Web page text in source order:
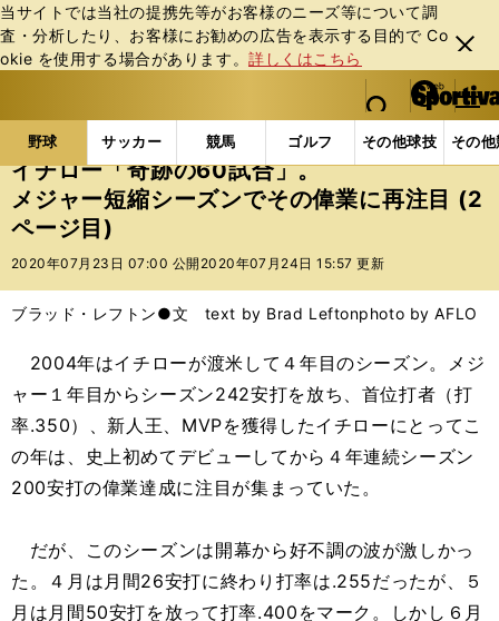
当サイトでは当社の提携先等がお客様のニーズ等について調
査・分析したり、お客様にお勧めの広告を表⽰する⽬的で Co
okie を使⽤する場合があります。詳しくはこちら
閉じ
る
web Sportiva (webスポルティーバ)
検索
マイペ
ー
ジ
メニュ
野球 サッカー 競馬 ゴルフ その他球技 その
b
ス
ポ
ル
テ
ー
バ
野球の記事一覧 MLB MLB イチロー「奇跡の60
イチロー「奇跡の60試合」。
メジャー短縮シーズンでその偉業に再注目 (2
ページ目)
2020年07月23日 07:00 公開 2020年07月24日 15:57 更新
ブラッド・レフトン●文 text by Brad Leftonphoto by AFLO
2004年はイチローが渡米して４年目のシーズン。メジ
ャー１年目からシーズン242安打を放ち、首位打者（打
率.350）、新人王、MVPを獲得したイチローにとってこ
の年は、史上初めてデビューしてから４年連続シーズン
200安打の偉業達成に注目が集まっていた。
だが、このシーズンは開幕から好不調の波が激しかっ
た。４月は月間26安打に終わり打率は.255だったが、５
月は月間50安打を放って打率.400をマーク。しかし６月